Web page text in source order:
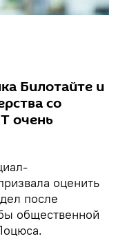
Билотайте и
со
очень
оценить
после
общественной